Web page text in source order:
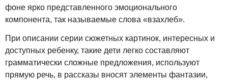
фоне ярко представленного эмоционального
компонента, так называемые слова «взахлеб».
При описании серии сюжетных картинок, интересных и
доступных ребенку, такие дети легко составляют
грамматически сложные предложения, используют
прямую речь, в рассказы вносят элементы фантазии,